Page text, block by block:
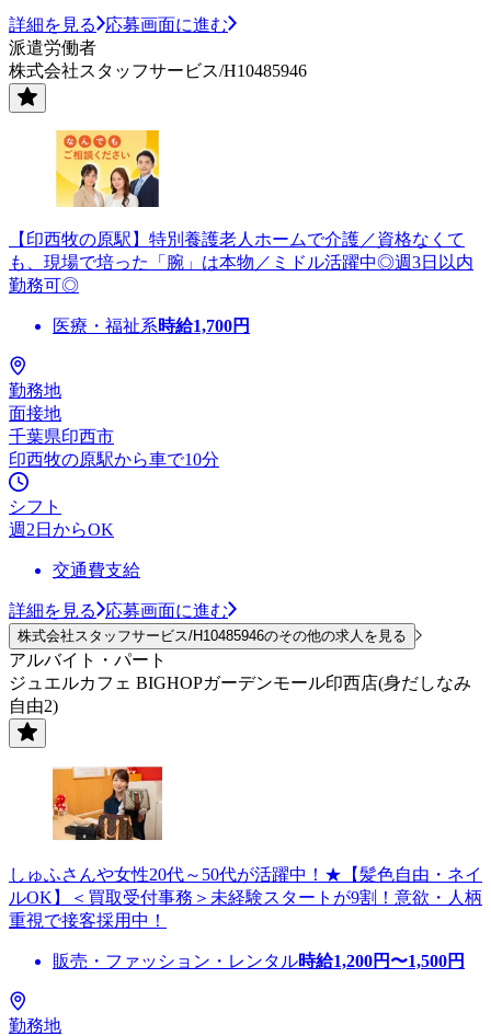
詳細を見る
応募画面に進む
派遣労働者
株式会社スタッフサービス/H10485946
【印西牧の原駅】特別養護老人ホームで介護／資格なくて
も、現場で培った「腕」は本物／ミドル活躍中◎週3日以内
勤務可◎
医療・福祉系時給1,700円
勤務地
面接地
千葉県印西市
印西牧の原駅から車で10分
シフト
週2日からOK
交通費支給
詳細を見る 応募画面に進む
株式会社スタッフサービス/H10485946のその他の求人を見る
アルバイト・パート
ジュエルカフェ BIGHOPガーデンモール印西店(身だしなみ
自由2)
しゅふさんや女性20代～50代が活躍中！★【髪色自由・ネイ
ルOK】＜買取受付事務＞未経験スタートが9割！意欲・人柄
重視で接客採用中！
販売・ファッション・レンタル時給1,200円〜1,500円
勤務地